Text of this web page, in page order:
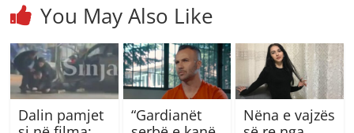
You May Also Like
Dalin pamjet
“Gardianët
Nëna e vajzës